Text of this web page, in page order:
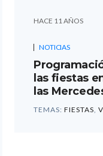
HACE 11 AÑOS
NOTICIAS
las fiestas
las
TEMAS: FIESTAS,